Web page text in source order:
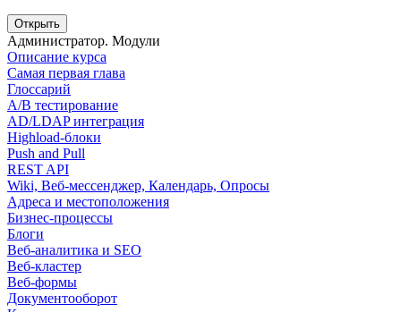
Открыть
Администратор. Модули
Описание курса
Самая первая глава
Глоссарий
A/B тестирование
AD/LDAP интеграция
Highload-блоки
Push and Pull
REST API
Wiki, Веб-мессенджер, Календарь, Опросы
Адреса и местоположения
Бизнес-процессы
Блоги
Веб-аналитика и SEO
Веб-кластер
Веб-формы
Документооборот